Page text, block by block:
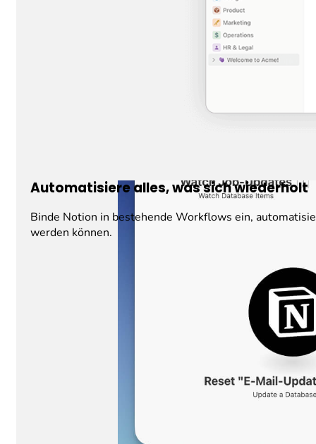
Automatisiere alles, was sich wiederholt
Binde Notion in bestehende Workflows ein,
werden können.